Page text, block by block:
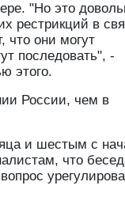
"Но это
рестрикций в
что они могут
последовать", -
этого.
России, чем в
и шестым с
что